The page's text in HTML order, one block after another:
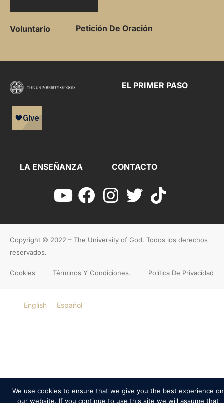
Voluntario Petición De Oración
EL PRIMER PASO
LA ENSEÑANZA CONTACTO
Copyright © 2022 – The University of God. Todos los derechos
reservados.
Cookies Términos Y Condiciones. Política De Privacidad
English Español
We use cookies to ensure that we give you the best experience on
our website. If you continue to use this site we will assume that